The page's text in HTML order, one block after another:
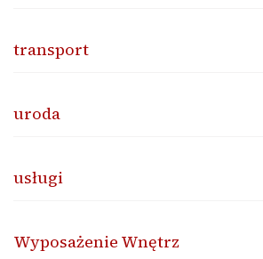
transport
uroda
usługi
Wyposażenie Wnętrz